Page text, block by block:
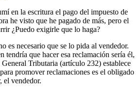
en la escritura el pago del impuesto de
he visto que he pagado de más, pero el
¿Puedo exigirle que lo haga?
es necesario que se lo pida al vendedor.
tendría que hacer esa reclamación sería él,
Tributaria (artículo 232) establece
promover reclamaciones es el obligado
el vendedor.